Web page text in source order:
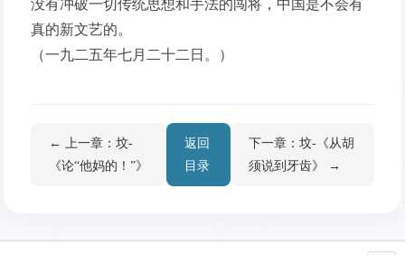
没有冲破一切传统思想和手法的闯将，中国是不会有
真的新文艺的。
（一九二五年七月二十二日。）
← 上一章：坟-
《论“他妈的！”》
返回
目录
下一章：坟-《从胡
须说到牙齿》 →